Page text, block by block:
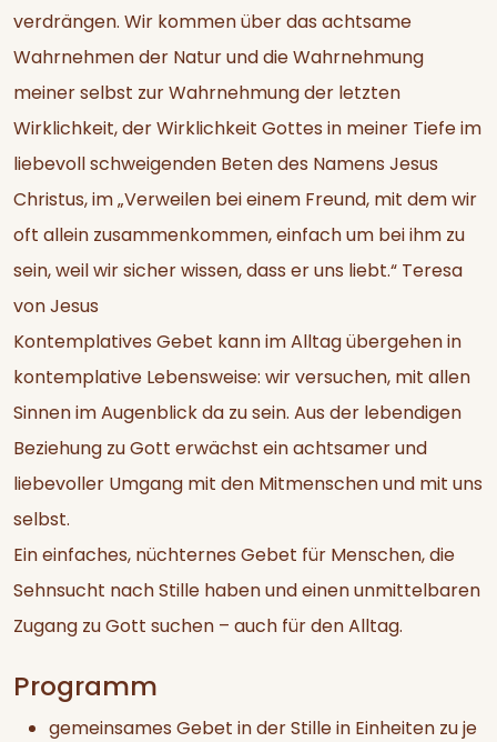
verdrängen. Wir kommen über das achtsame
Wahrnehmen der Natur und die Wahrnehmung
meiner selbst zur Wahrnehmung der letzten
Wirklichkeit, der Wirklichkeit Gottes in meiner Tiefe im
liebevoll schweigenden Beten des Namens Jesus
Christus, im „Verweilen bei einem Freund, mit dem wir
oft allein zusammenkommen, einfach um bei ihm zu
sein, weil wir sicher wissen, dass er uns liebt.“ Teresa
von Jesus
Kontemplatives Gebet kann im Alltag übergehen in
kontemplative Lebensweise: wir versuchen, mit allen
Sinnen im Augenblick da zu sein. Aus der lebendigen
Beziehung zu Gott erwächst ein achtsamer und
liebevoller Umgang mit den Mitmenschen und mit uns
selbst.
Ein einfaches, nüchternes Gebet für Menschen, die
Sehnsucht nach Stille haben und einen unmittelbaren
Zugang zu Gott suchen – auch für den Alltag.
Programm
gemeinsames Gebet in der Stille in Einheiten zu je